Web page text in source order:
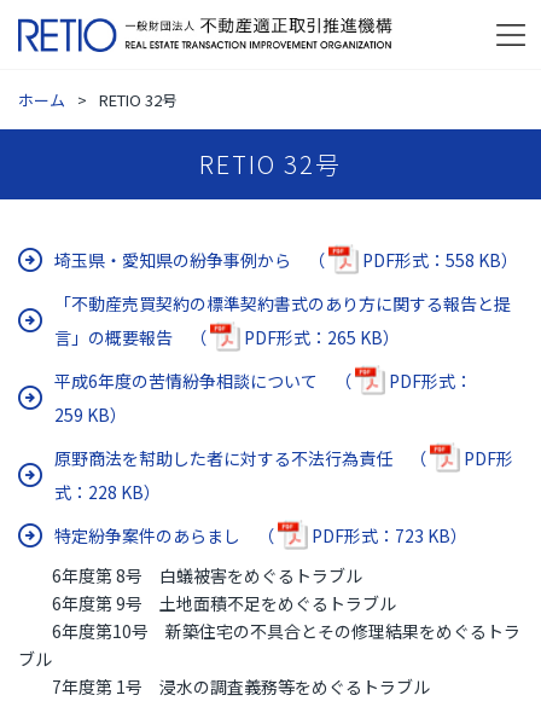
ホーム RETIO 32号
RETIO 32号
埼玉県・愛知県の紛争事例から （
PDF形式：558 KB）
「不動産売買契約の標準契約書式のあり方に関する報告と提
言」の概要報告 （
PDF形式：265 KB）
平成6年度の苦情紛争相談について （
PDF形式：
259 KB）
原野商法を幇助した者に対する不法行為責任 （
PDF形
式：228 KB）
特定紛争案件のあらまし （
PDF形式：723 KB）
6年度第 8号 白蟻被害をめぐるトラブル
6年度第 9号 土地面積不足をめぐるトラブル
6年度第10号 新築住宅の不具合とその修理結果をめぐるトラ
ブル
7年度第 1号 浸水の調査義務等をめぐるトラブル